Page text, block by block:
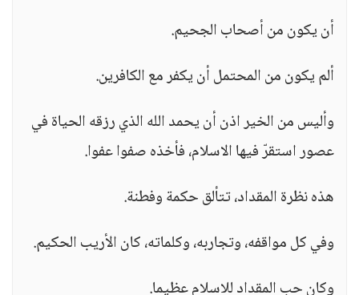
أن يكون من أصحاب الجحيم.
ألم يكون من المحتمل أن يكفر مع الكافرين.
وأليس من الخير اذن أن يحمد الله الذي رزقه الحياة في
عصور استقرّ فيها الاسلام، فأخذه صفوا عفوا.
هذه نظرة المقداد، تتألق حكمة وفطنة.
وفي كل مواقفه، وتجاربه، وكلماته، كان الأريب الحكيم.
وكان حب المقداد للاسلام عظيما.